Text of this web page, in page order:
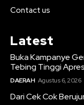
Contact us
Latest
Buka Kampanye
Tebing Tinggi
DAERAH Agustus 6, 2026
Dari Cek Cok